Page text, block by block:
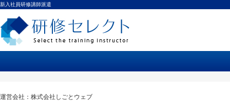
新入社員研修講師派遣
運営会社：株式会社しごとウェブ